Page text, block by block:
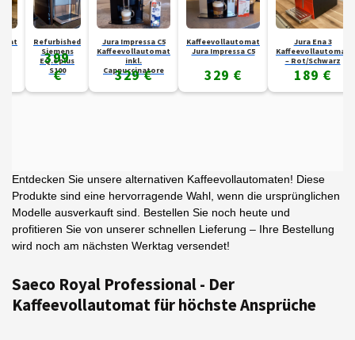
Refurbished
Siemens
EQ.6 plus
399
Jura Impressa C5
Kaffeevollautomat
Cappuccinatore
329 €
Kaffeevollautomat
Jura Impressa C5
329 €
Jura Ena 3
Kaffeevollautomat
– Rot/Schwarz
189 €
Entdecken Sie unsere alternativen Kaffeevollautomaten! Diese
Produkte sind eine hervorragende Wahl, wenn die ursprünglichen
Modelle ausverkauft sind. Bestellen Sie noch heute und
profitieren Sie von unserer schnellen Lieferung – Ihre Bestellung
wird noch am nächsten Werktag versendet!
Saeco Royal Professional - Der
Kaffeevollautomat für höchste Ansprüche